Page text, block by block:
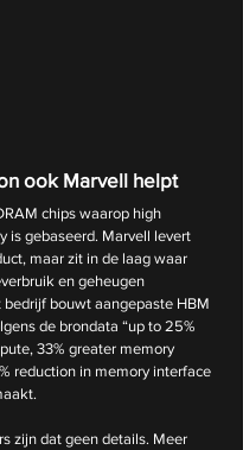
ook Marvell helpt
chips waarop high
is gebaseerd. Marvell levert
maar zit in de laag waar
en geheugen
bouwt aangepaste HBM
de brondata “up to 25%
33% greater memory
reduction in memory interface
zijn dat geen details. Meer